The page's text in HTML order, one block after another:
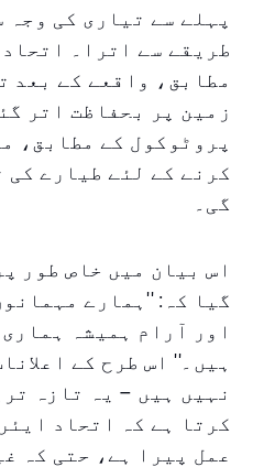
پہلے سے تیاری کی وجہ
طریقے سے اترا۔
مطابق، واقعے کے بعد
زمین پر بحفاظت اتر
پروٹوکول کے مطابق،
کرنے کے لئے طیارے کی
گی۔
اس بیان میں خاص طور
گیا کہ: ''ہمارے
اور آرام ہمیشہ
ہیں۔'' اس طرح کے
نہیں ہیں – یہ تازہ
کرتا ہے کہ اتحاد
عمل پیرا ہے، حتی کہ